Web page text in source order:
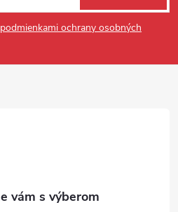
podmienkami ochrany osobných